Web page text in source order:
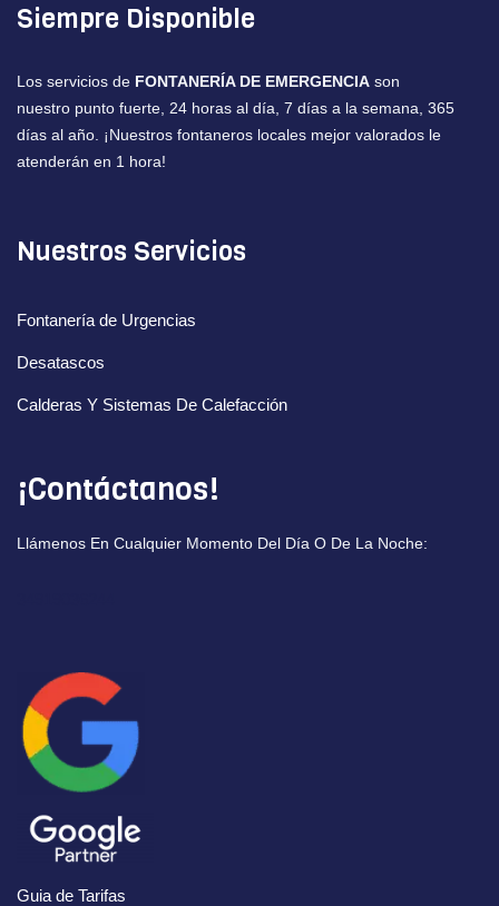
Siempre Disponible
Los servicios de FONTANERÍA DE EMERGENCIA son
nuestro punto fuerte, 24 horas al día, 7 días a la semana, 365
días al año. ¡Nuestros fontaneros locales mejor valorados le
atenderán en 1 hora!
Nuestros Servicios
Fontanería de Urgencias
Desatascos
Calderas Y Sistemas De Calefacción
¡Contáctanos!
Llámenos En Cualquier Momento Del Día O De La Noche:
Guia de Tarifas